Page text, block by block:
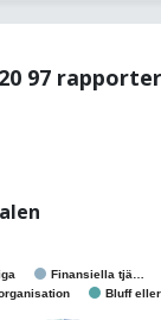
20 97
Finansiella tjä…
Bluff